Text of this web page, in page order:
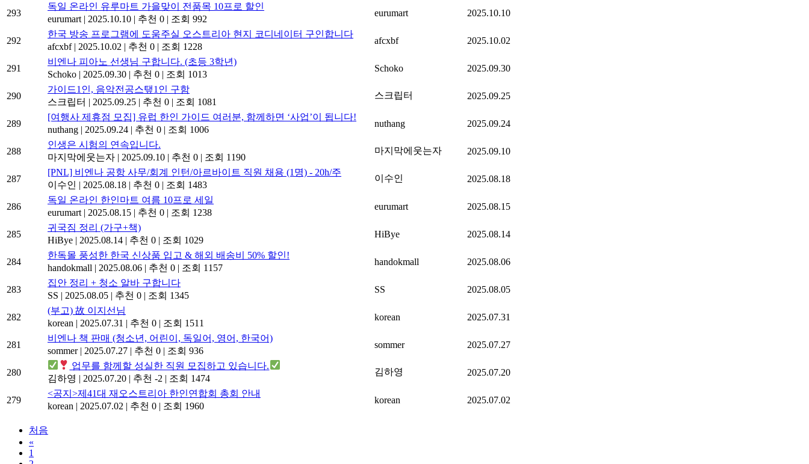
293
독일 온라인 유루마트 가을맞이 전품목 10프로 할인
eurumart | 2025.10.10 | 추천 0 | 조회 992
eurumart 2025.10.10
292
한국 방송 프로그램에 도움주실 오스트리아 현지 코디네이터 구인합니다
afcxbf | 2025.10.02 | 추천 0 | 조회 1228
afcxbf 2025.10.02
291
비엔나 피아노 선생님 구합니다. (초등 3학년)
Schoko | 2025.09.30 | 추천 0 | 조회 1013
Schoko 2025.09.30
290
가이드1인, 음악전공스탶1인 구함
스크립터 | 2025.09.25 | 추천 0 | 조회 1081
스크립터 2025.09.25
289
[여행사 제휴점 모집] 유럽 한인 가이드 여러분, 함께하면 ‘사업’이 됩니다!
nuthang | 2025.09.24 | 추천 0 | 조회 1006
nuthang 2025.09.24
288
인생은 시험의 연속입니다.
마지막에웃는자 | 2025.09.10 | 추천 0 | 조회 1190
마지막에웃는자 2025.09.10
287
[PNL] 비엔나 공항 사무/회계 인턴/아르바이트 직원 채용 (1명) - 20h/주
이수인 | 2025.08.18 | 추천 0 | 조회 1483
이수인 2025.08.18
286
독일 온라인 한인마트 여름 10프로 세일
eurumart | 2025.08.15 | 추천 0 | 조회 1238
eurumart 2025.08.15
285
귀국짐 정리 (가구+책)
HiBye | 2025.08.14 | 추천 0 | 조회 1029
HiBye 2025.08.14
284
한독몰 풍성한 한국 신상품 입고 & 해외 배송비 50% 할인!
handokmall | 2025.08.06 | 추천 0 | 조회 1157
handokmall 2025.08.06
283
집안 정리 + 청소 알바 구합니다
SS | 2025.08.05 | 추천 0 | 조회 1345
SS 2025.08.05
282
(부고) 故 이지선님
korean | 2025.07.31 | 추천 0 | 조회 1511
korean 2025.07.31
281
비엔나 책 판매 (청소년, 어린이, 독일어, 영어, 한국어)
sommer | 2025.07.27 | 추천 0 | 조회 936
sommer 2025.07.27
280
업무를 함께할 성실한 직원 모집하고 있습니다.
김하영 | 2025.07.20 | 추천 -2 | 조회 1474
김하영 2025.07.20
279
<공지>제41대 재오스트리아 한인연합회 총회 안내
korean | 2025.07.02 | 추천 0 | 조회 1960
korean 2025.07.02
처음
«
1